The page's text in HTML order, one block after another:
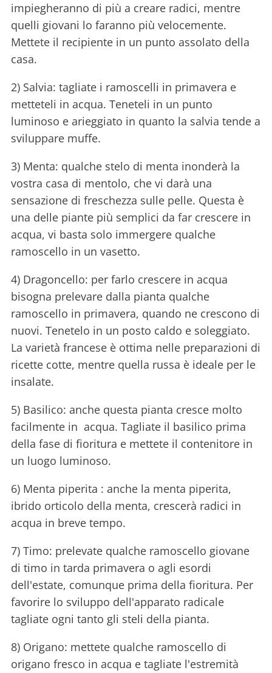
impiegheranno di più a creare radici, mentre
quelli giovani lo faranno più velocemente.
Mettete il recipiente in un punto assolato della
casa.
2) Salvia: tagliate i ramoscelli in primavera e
metteteli in acqua. Teneteli in un punto
luminoso e arieggiato in quanto la salvia tende a
sviluppare muffe.
3) Menta: qualche stelo di menta inonderà la
vostra casa di mentolo, che vi darà una
sensazione di freschezza sulle pelle. Questa è
una delle piante più semplici da far crescere in
acqua, vi basta solo immergere qualche
ramoscello in un vasetto.
4) Dragoncello: per farlo crescere in acqua
bisogna prelevare dalla pianta qualche
ramoscello in primavera, quando ne crescono di
nuovi. Tenetelo in un posto caldo e soleggiato.
La varietà francese è ottima nelle preparazioni di
ricette cotte, mentre quella russa è ideale per le
insalate.
5) Basilico: anche questa pianta cresce molto
facilmente in acqua. Tagliate il basilico prima
della fase di fioritura e mettete il contenitore in
un luogo luminoso.
6) Menta piperita : anche la menta piperita,
ibrido orticolo della menta, crescerà radici in
acqua in breve tempo.
7) Timo: prelevate qualche ramoscello giovane
di timo in tarda primavera o agli esordi
dell'estate, comunque prima della fioritura. Per
favorire lo sviluppo dell'apparato radicale
tagliate ogni tanto gli steli della pianta.
8) Origano: mettete qualche ramoscello di
origano fresco in acqua e tagliate l'estremità